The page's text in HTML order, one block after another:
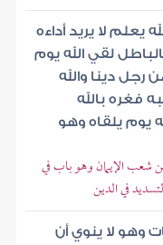
يعلم لا يريد أداءه
لقي الله يوم
رجل دينا والله
فغره بالله
يوم يلقاه وهو
شعب الإيمان وهو باب في
في الدين
وهو لا ينوي أن